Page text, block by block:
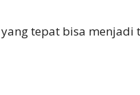
tepat bisa